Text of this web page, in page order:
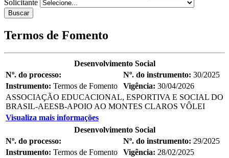
Solicitante
Buscar
Termos de Fomento
Desenvolvimento Social
Nº. do processo:
Nº. do instrumento: 30/2025
Instrumento: Termos de Fomento Vigência: 30/04/2026
ASSOCIAÇÃO EDUCACIONAL, ESPORTIVA E SOCIAL DO
BRASIL-AEESB-APOIO AO MONTES CLAROS VÔLEI
Visualiza mais informações
Desenvolvimento Social
Nº. do processo:
Nº. do instrumento: 29/2025
Instrumento: Termos de Fomento Vigência: 28/02/2025